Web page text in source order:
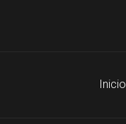
Inicio